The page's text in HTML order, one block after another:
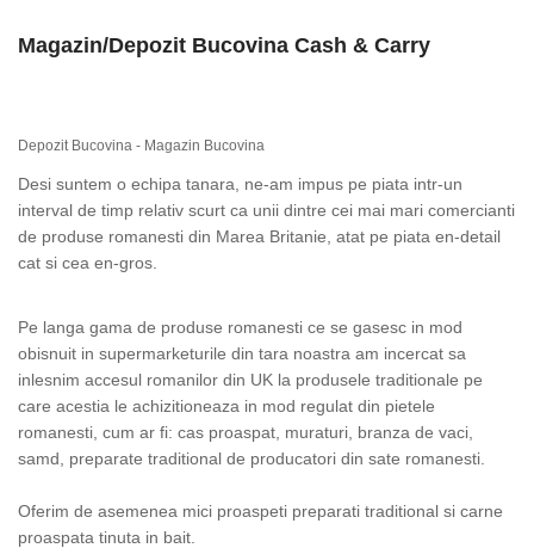
Magazin/Depozit Bucovina Cash & Carry
Depozit Bucovina - Magazin Bucovina
Desi suntem o echipa tanara, ne-am impus pe piata intr-un
interval de timp relativ scurt ca unii dintre cei mai mari comercianti
de produse romanesti din Marea Britanie, atat pe piata en-detail
cat si cea en-gros.
Pe langa gama de produse romanesti ce se gasesc in mod
obisnuit in supermarketurile din tara noastra am incercat sa
inlesnim accesul romanilor din UK la produsele traditionale pe
care acestia le achizitioneaza in mod regulat din pietele
romanesti, cum ar fi: cas proaspat, muraturi, branza de vaci,
samd, preparate traditional de producatori din sate romanesti.
Oferim de asemenea mici proaspeti preparati traditional si carne
proaspata tinuta in bait.